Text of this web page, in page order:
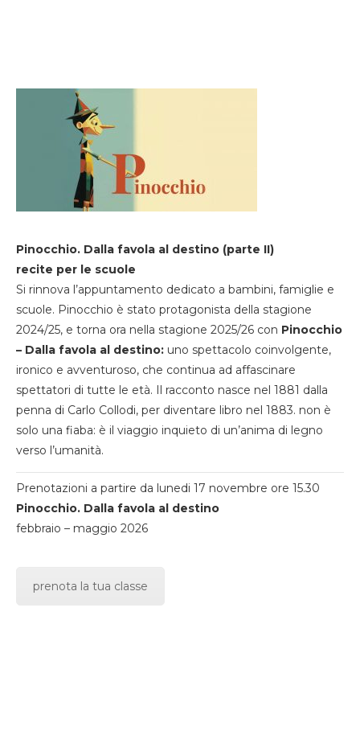
Pinocchio. Dalla favola al destino (parte II)
recite per le scuole
Si rinnova l’appuntamento dedicato a bambini, famiglie e
scuole. Pinocchio è stato protagonista della stagione
2024/25, e torna ora nella stagione 2025/26 con Pinocchio
– Dalla favola al destino: uno spettacolo coinvolgente,
ironico e avventuroso, che continua ad affascinare
spettatori di tutte le età. Il racconto nasce nel 1881 dalla
penna di Carlo Collodi, per diventare libro nel 1883. non è
solo una fiaba: è il viaggio inquieto di un’anima di legno
verso l’umanità.
Prenotazioni a partire da lunedi 17 novembre ore 15.30
Pinocchio. Dalla favola al destino
febbraio – maggio 2026
prenota la tua classe